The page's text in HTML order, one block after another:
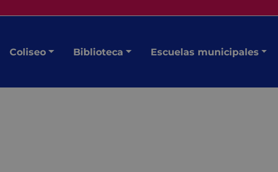
Coliseo Biblioteca Escuelas municipales